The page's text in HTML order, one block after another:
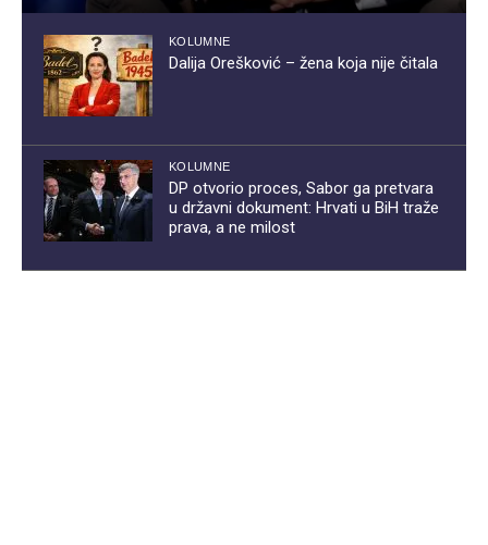
KOLUMNE
Dalija Orešković – žena koja nije čitala
KOLUMNE
DP otvorio proces, Sabor ga pretvara
u državni dokument: Hrvati u BiH traže
prava, a ne milost